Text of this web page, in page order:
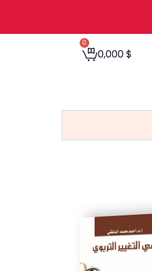
0,000$
0
Cart